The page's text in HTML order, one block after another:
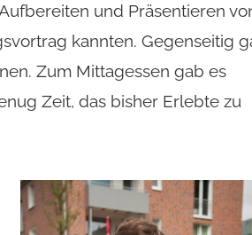
und Präsentieren
kannten. Gegenseitig
Zum Mittagessen gab es
Zeit, das bisher Erlebte zu